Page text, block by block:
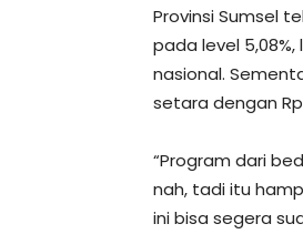
Provinsi Sumsel
pada level
nasional.
setara dengan Rp
“Program dari
nah, tadi itu
ini bisa segera